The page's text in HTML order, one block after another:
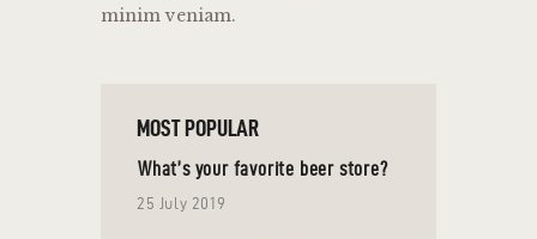
minim veniam.
MOST POPULAR
What’s your favorite beer store?
25 July 2019